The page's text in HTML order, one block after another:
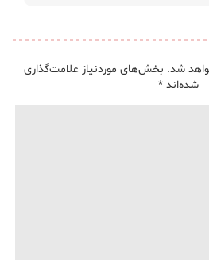
شد. بخش‌های موردنیاز علامت‌گذاری
شده‌اند*